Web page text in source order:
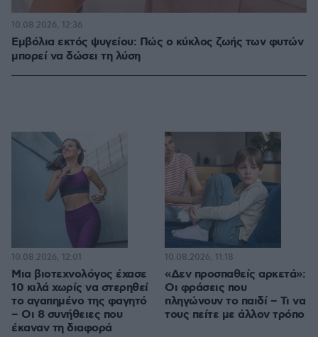
Εμβόλια εκτός ψυγείου: Πώς ο κύκλος ζωής των φυτών
μπορεί να δώσει τη λύση
10.08.2026, 12:36
Μια βιοτεχνολόγος έχασε
10 κιλά χωρίς να στερηθεί
το αγαπημένο της φαγητό
– Οι 8 συνήθειες που
έκαναν τη διαφορά
10.08.2026, 12:01
«Δεν προσπαθείς αρκετά»:
Οι φράσεις που
πληγώνουν το παιδί – Τι να
τους πείτε με άλλον τρόπο
10.08.2026, 11:18